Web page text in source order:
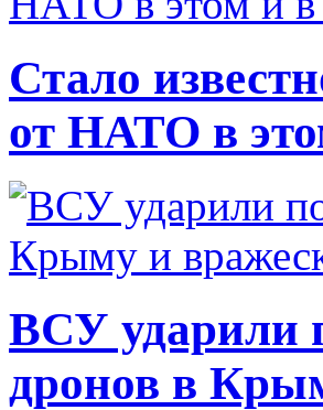
Стало
от НАТО в
ВСУ ударили
дронов в